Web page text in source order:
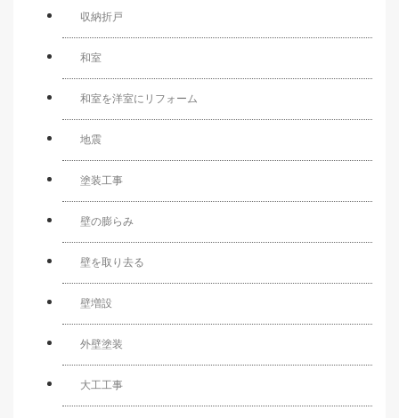
収納折戸
和室
和室を洋室にリフォーム
地震
塗装工事
壁の膨らみ
壁を取り去る
壁増設
外壁塗装
大工工事